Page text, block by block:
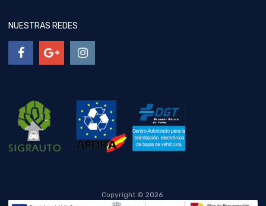
NUESTRAS REDES
Copyright © 2026